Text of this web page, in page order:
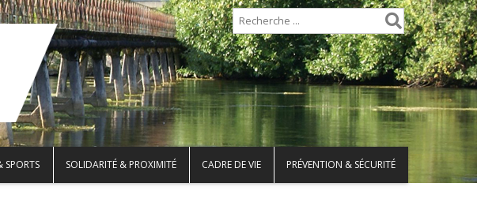
SPORTS SOLIDARITÉ & PROXIMITÉ CADRE DE VIE PRÉVENTION & SÉCURITÉ